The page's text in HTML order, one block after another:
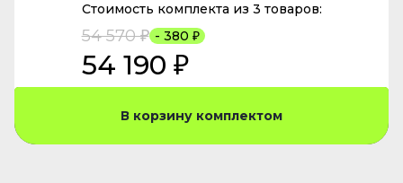
Стоимость комплекта из 3 товаров:
54 570 ₽ - 380 ₽
54 190 ₽
В корзину комплектом